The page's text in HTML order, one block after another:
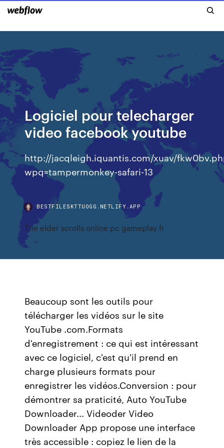
Logiciel pour telecharger
video facebook youtube
http://jacqleigh.iquantis.com/xuav/
wpq=tampermonkey-safari-13
BESTFILESKTTUOGG.NETLIFY.APP
The elder scrolls online pc gameplay fr
Beaucoup sont les outils pour
télécharger les vidéos sur le site
YouTube .com.Formats
d'enregistrement : ce qui est intéressant
avec ce logiciel, c'est qu'il prend en
charge plusieurs formats pour
enregistrer les vidéos.Conversion : pour
démontrer sa praticité, Auto YouTube
Downloader... Videoder Video
Downloader App propose une interface
très accessible : copiez le lien de la